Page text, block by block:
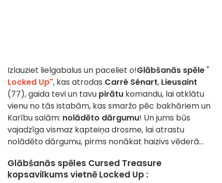
Izlauziet lielgabalus un paceliet o!Glābšanās spēle"
Locked Up", kas atrodas Carré Sénart, Lieusaint
(77), gaida tevi un tavu pirātu komandu, lai atklātu
vienu no tās istabām, kas smaržo pēc bakhāriem un
Karību salām: nolādēto dārgumu! Un jums būs
vajadzīga vismaz kapteiņa drosme, lai atrastu
nolādēto dārgumu, pirms nonākat haizivs vēderā...
Glābšanās spēles Cursed Treasure
kopsavilkums vietnē Locked Up :